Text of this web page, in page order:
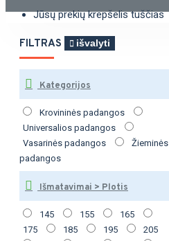
Jūsų prekių krepšelis tuščias
FILTRAS išvalyti
Kategorijos
Krovininės padangos
Universalios padangos
Vasarinės padangos
Žieminės
padangos
Išmatavimai > Plotis
145 155
165
175
185 195
205